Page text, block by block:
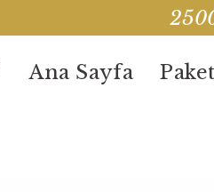
Ana Sayfa